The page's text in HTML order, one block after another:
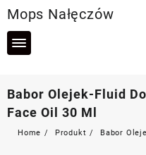
to
content
Mops Nałęczów
Babor Olejek-Fluid
Face Oil 30 Ml
Home Produkt
Babor